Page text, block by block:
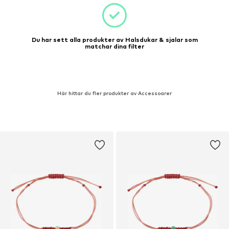
Du har sett alla produkter av Halsdukar & sjalar som
matchar dina filter
Här hittar du fler produkter av Accessoarer